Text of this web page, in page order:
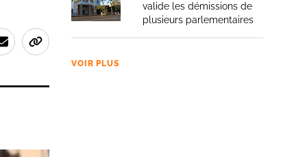
valide les démissions de
plusieurs parlementaires
VOIR PLUS